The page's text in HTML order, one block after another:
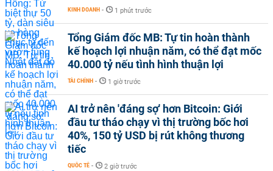
KINH DOANH - 1 phút trước
Tổng Giám đốc MB: Tự tin hoàn thành
kế hoạch lợi nhuận năm, có thể đạt mốc
40.000 tỷ nếu tình hình thuận lợi
TÀI CHÍNH - 1 giờ trước
AI trở nên 'đáng sợ' hơn Bitcoin: Giới
đầu tư tháo chạy vì thị trường bốc hơi
40%, 150 tỷ USD bị rút không thương
tiếc
QUỐC TẾ - 2 giờ trước